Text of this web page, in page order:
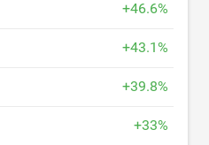
+46.6%
+43.1%
+39.8%
+33%